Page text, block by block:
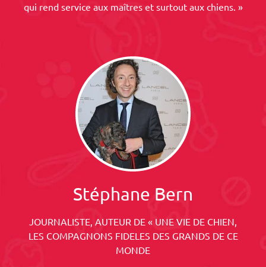
qui rend service aux maîtres et surtout aux chiens. »
Stéphane Bern
JOURNALISTE, AUTEUR DE « UNE VIE DE CHIEN,
LES COMPAGNONS FIDELES DES GRANDS DE CE
MONDE